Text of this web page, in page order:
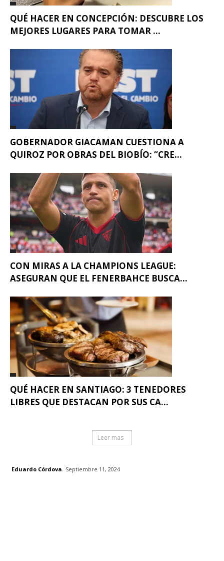
QUÉ HACER EN CONCEPCIÓN: DESCUBRE LOS
MEJORES LUGARES PARA TOMAR ...
GOBERNADOR GIACAMAN CUESTIONA A
QUIROZ POR OBRAS DEL BIOBÍO: “CRE...
CON MIRAS A LA CHAMPIONS LEAGUE:
ASEGURAN QUE EL FENERBAHCE BUSCA...
QUÉ HACER EN SANTIAGO: 3 TENEDORES
LIBRES QUE DESTACAN POR SUS CA...
Leer mas
Eduardo Córdova Septiembre 11, 2024